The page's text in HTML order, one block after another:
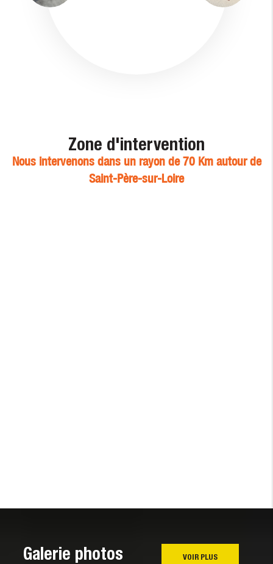
Zone d'intervention
Nous intervenons dans un rayon de 70 Km autour de
Saint-Père-sur-Loire
Galerie photos VOIR PLUS